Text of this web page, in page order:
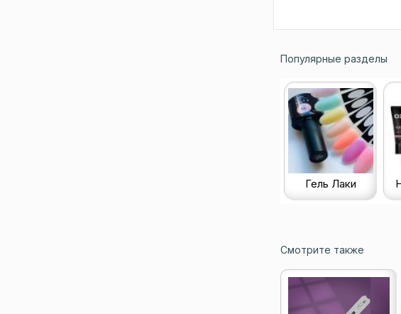
Популярные разделы
Гель Лаки
Смотрите также